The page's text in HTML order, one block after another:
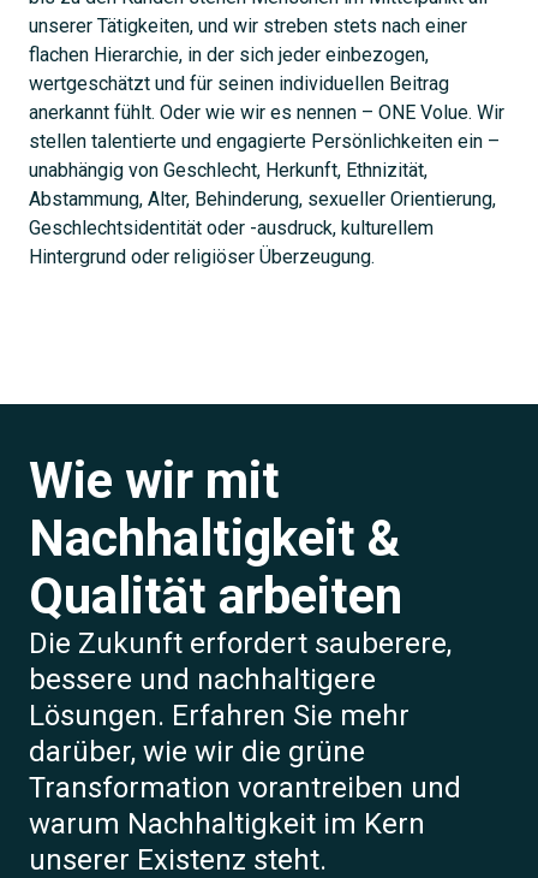
unserer Tätigkeiten, und wir streben stets nach einer
flachen Hierarchie, in der sich jeder einbezogen,
wertgeschätzt und für seinen individuellen Beitrag
anerkannt fühlt. Oder wie wir es nennen – ONE Volue. Wir
stellen talentierte und engagierte Persönlichkeiten ein –
unabhängig von Geschlecht, Herkunft, Ethnizität,
Abstammung, Alter, Behinderung, sexueller Orientierung,
Geschlechtsidentität oder -ausdruck, kulturellem
Hintergrund oder religiöser Überzeugung.
Wie wir mit
Nachhaltigkeit &
Qualität arbeiten
Die Zukunft erfordert sauberere,
bessere und nachhaltigere
Lösungen. Erfahren Sie mehr
darüber, wie wir die grüne
Transformation vorantreiben und
warum Nachhaltigkeit im Kern
unserer Existenz steht.